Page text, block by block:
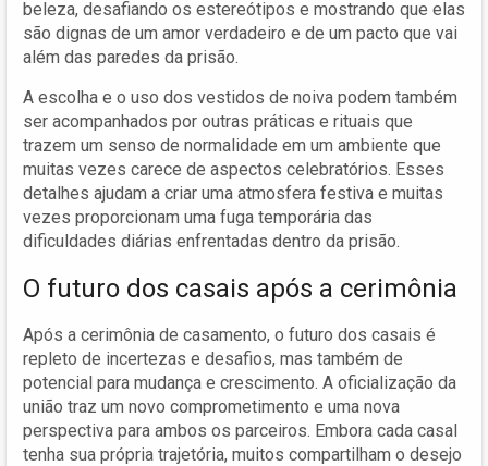
beleza, desafiando os estereótipos e mostrando que elas
são dignas de um amor verdadeiro e de um pacto que vai
além das paredes da prisão.
A escolha e o uso dos vestidos de noiva podem também
ser acompanhados por outras práticas e rituais que
trazem um senso de normalidade em um ambiente que
muitas vezes carece de aspectos celebratórios. Esses
detalhes ajudam a criar uma atmosfera festiva e muitas
vezes proporcionam uma fuga temporária das
dificuldades diárias enfrentadas dentro da prisão.
O futuro dos casais após a cerimônia
Após a cerimônia de casamento, o futuro dos casais é
repleto de incertezas e desafios, mas também de
potencial para mudança e crescimento. A oficialização da
união traz um novo comprometimento e uma nova
perspectiva para ambos os parceiros. Embora cada casal
tenha sua própria trajetória, muitos compartilham o desejo